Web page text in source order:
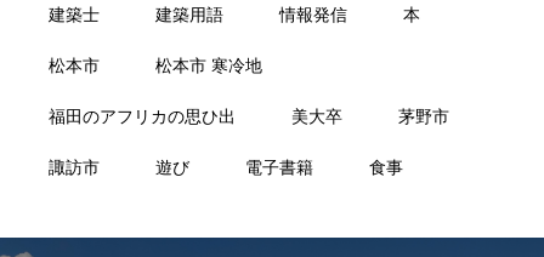
建築士 建築用語 情報発信 本
松本市 松本市 寒冷地
福田のアフリカの思ひ出 美大卒 茅野市
諏訪市 遊び 電子書籍 食事